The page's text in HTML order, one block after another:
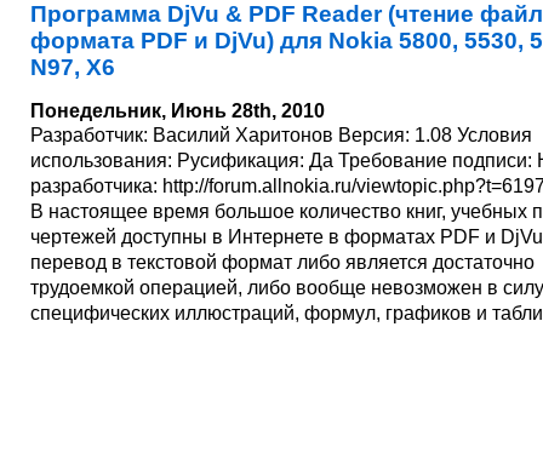
Программа DjVu & PDF Reader (чтение
формата PDF и DjVu) для Nokia 5800, 5530,
N97, X6
Понедельник, Июнь 28th, 2010
Разработчик: Василий Харитонов Версия: 1.08 Условия
использования: Русификация: Да Требование подписи:
разработчика: http://forum.allnokia.ru/
В настоящее время большое количество книг, учебных
чертежей доступны в Интернете в форматах PDF и
перевод в текстовой формат либо является достаточно
трудоемкой операцией, либо вообще невозможен в
специфических иллюстраций, формул, графиков и